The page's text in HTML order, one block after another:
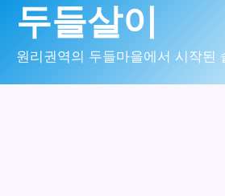
로
두들살이
원리권역의 두들마을에서 시작된